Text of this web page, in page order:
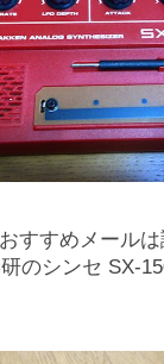
すすめメール
のシンセ SX-